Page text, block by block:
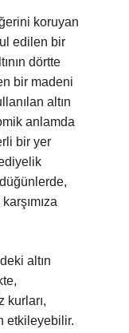
koruyan
edilen bir
dörtte
bir madeni
altın
anlamda
bir yer
altın
kurları,
etkileyebilir.